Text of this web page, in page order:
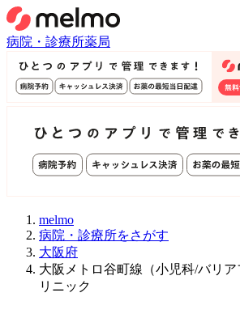
病院・診療所薬局
melmo
病院・診療所をさがす
大阪府
大阪メトロ谷町線（小児科/バリ
リニック